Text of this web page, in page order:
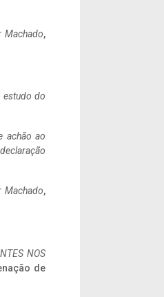
Machado,
estudo do
achão ao
Machado,
NOS
de